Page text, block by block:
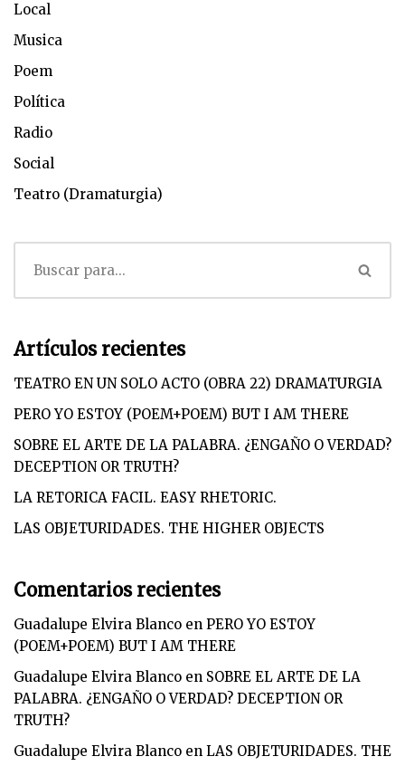
Local
Musica
Poem
Política
Radio
Social
Teatro (Dramaturgia)
Artículos recientes
TEATRO EN UN SOLO ACTO (OBRA 22) DRAMATURGIA
PERO YO ESTOY (POEM+POEM) BUT I AM THERE
SOBRE EL ARTE DE LA PALABRA. ¿ENGAÑO O VERDAD?
DECEPTION OR TRUTH?
LA RETORICA FACIL. EASY RHETORIC.
LAS OBJETURIDADES. THE HIGHER OBJECTS
Comentarios recientes
Guadalupe Elvira Blanco en PERO YO ESTOY
(POEM+POEM) BUT I AM THERE
Guadalupe Elvira Blanco en SOBRE EL ARTE DE LA
PALABRA. ¿ENGAÑO O VERDAD? DECEPTION OR
TRUTH?
Guadalupe Elvira Blanco en LAS OBJETURIDADES. THE